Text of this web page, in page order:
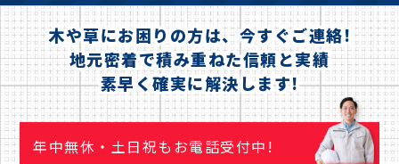
木や草にお困りの方は、今すぐご連絡!
地元密着で積み重ねた信頼と実績
素早く確実に解決します!
年中無休・土日祝もお電話受付中!